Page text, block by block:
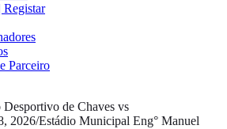
Parceiro
Desportivo de Chaves vs
2026/Estádio Municipal Eng° Manuel